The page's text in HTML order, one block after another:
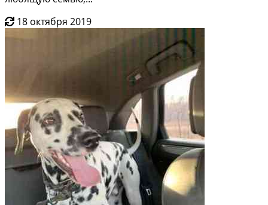
18 октября 2019